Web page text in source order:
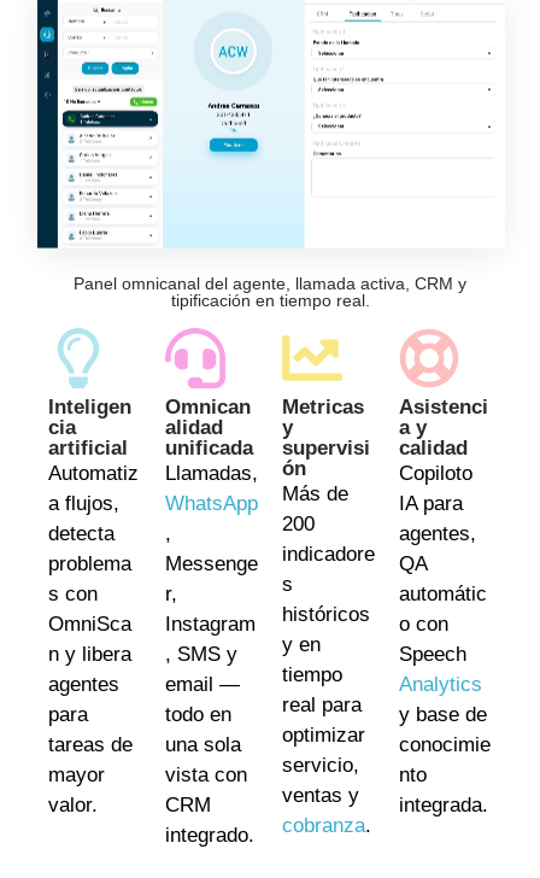
Panel omnicanal del agente , llamada activa, CRM y
tipificación en tiempo real.
Inteligen
cia
artificial
Automatiz
a flujos,
detecta
problema
s con
OmniSca
n y libera
agentes
para
tareas de
mayor
valor.
Omnican
alidad
unificada
Llamadas,
WhatsApp
,
Messenge
r,
Instagram
, SMS y
email —
todo en
una sola
vista con
CRM
integrado.
Metricas
y
supervisi
ón
Más de
200
indicadore
s
históricos
y en
tiempo
real para
optimizar
servicio,
ventas y
cobranza.
Asistenci
a y
calidad
Copiloto
IA para
agentes,
QA
automátic
o con
Speech
Analytics
y base de
conocimie
nto
integrada.